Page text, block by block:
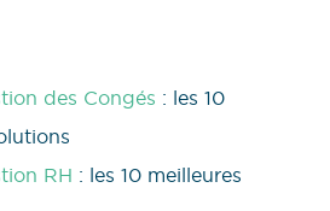
des Congés : les 10
RH : les 10 meilleures